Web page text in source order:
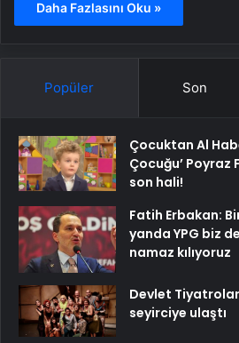
Daha Fazlasını Oku »
Popüler Son
Çocuktan Al
Çocuğu’ Poyraz
son hali!
Fatih Erbakan:
yanda YPG biz
namaz kılıyoruz
Devlet
seyirciye ulaştı